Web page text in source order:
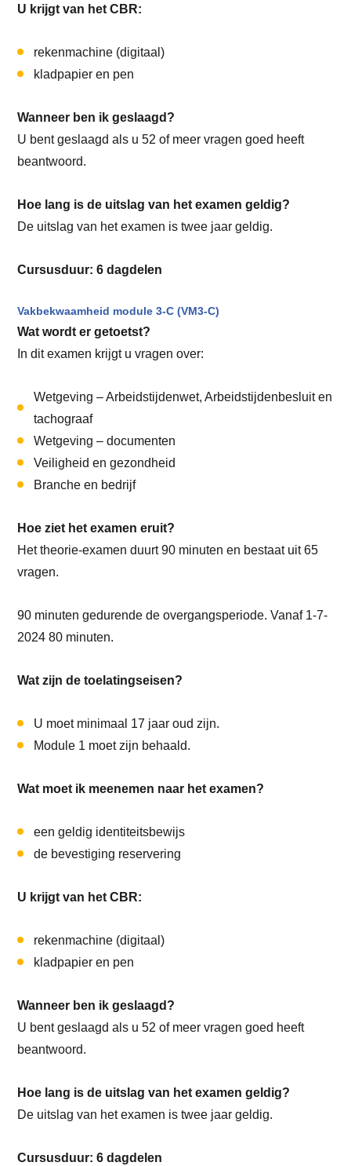
U krijgt van het CBR:
rekenmachine (digitaal)
kladpapier en pen
Wanneer ben ik geslaagd?
U bent geslaagd als u 52 of meer vragen goed heeft
beantwoord.
Hoe lang is de uitslag van het examen geldig?
De uitslag van het examen is twee jaar geldig.
Cursusduur: 6 dagdelen
Vakbekwaamheid module 3-C (VM3-C)
Wat wordt er getoetst?
In dit examen krijgt u vragen over:
Wetgeving – Arbeidstijdenwet, Arbeidstijdenbesluit en
tachograaf
Wetgeving – documenten
Veiligheid en gezondheid
Branche en bedrijf
Hoe ziet het examen eruit?
Het theorie-examen duurt 90 minuten en bestaat uit 65
vragen.
90 minuten gedurende de overgangsperiode. Vanaf 1-7-
2024 80 minuten.
Wat zijn de toelatingseisen?
U moet minimaal 17 jaar oud zijn.
Module 1 moet zijn behaald.
Wat moet ik meenemen naar het examen?
een geldig identiteitsbewijs
de bevestiging reservering
U krijgt van het CBR:
rekenmachine (digitaal)
kladpapier en pen
Wanneer ben ik geslaagd?
U bent geslaagd als u 52 of meer vragen goed heeft
beantwoord.
Hoe lang is de uitslag van het examen geldig?
De uitslag van het examen is twee jaar geldig.
Cursusduur: 6 dagdelen